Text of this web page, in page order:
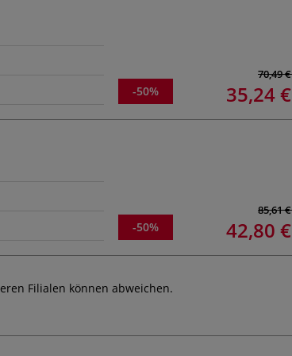
70,49 €
35,24 €
-50%
85,61 €
42,80 €
-50%
Filialen können abweichen.